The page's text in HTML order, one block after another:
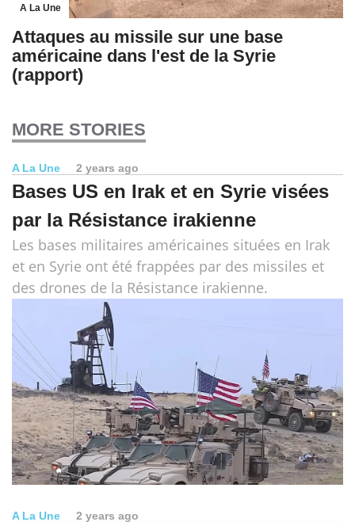
A La Une
Attaques au missile sur une base
américaine dans l'est de la Syrie
(rapport)
MORE STORIES
A La Une 2 years ago
Bases US en Irak et en Syrie visées
par la Résistance irakienne
Les bases militaires américaines situées en Irak
et en Syrie ont été frappées par des missiles et
des drones de la Résistance irakienne.
A La Une 2 years ago